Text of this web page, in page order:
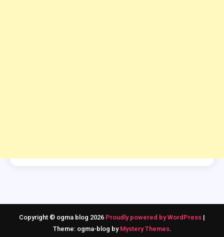
Copyright © ogma blog 2026 Proudly powered by WordPress |
Theme: ogma-blog by Mystery Themes.